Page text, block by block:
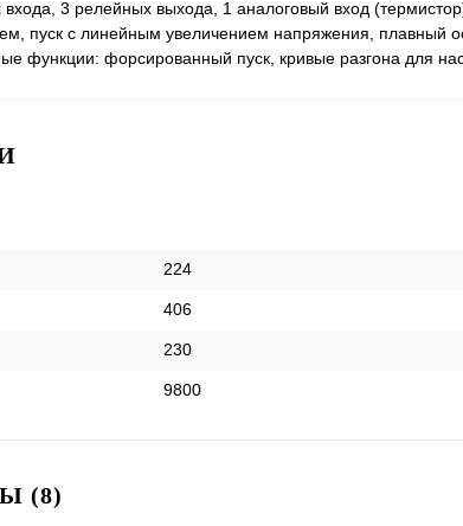
3 релейных выхода, 1 аналоговый вход
пуск с линейным увеличением напряжения, плавный
функции: форсированный пуск, кривые разгона для
224
406
230
9800
(8)